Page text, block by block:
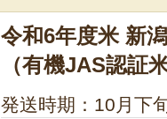
令和6年度米 新
（有機JAS認証
発送時期：10月下